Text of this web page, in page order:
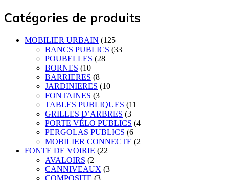
Catégories de produits
MOBILIER URBAIN (125
BANCS PUBLICS (33
POUBELLES (28
BORNES (10
BARRIERES (8
JARDINIERES (10
FONTAINES (3
TABLES PUBLIQUES (11
GRILLES D’ARBRES (3
PORTE VÉLO PUBLICS (4
PERGOLAS PUBLICS (6
MOBILIER CONNECTE (2
FONTE DE VOIRIE (22
AVALOIRS (2
CANNIVEAUX (3
COMPOSITE (3